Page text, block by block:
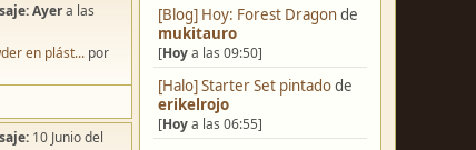
[Blog] Hoy: Forest Dragonde
mukitauro
[Hoya las 09:50]
[Halo] Starter Set pintadode
erikelrojo
[Hoya las 06:55]
Ayera las
en plást... por
10 Junio del